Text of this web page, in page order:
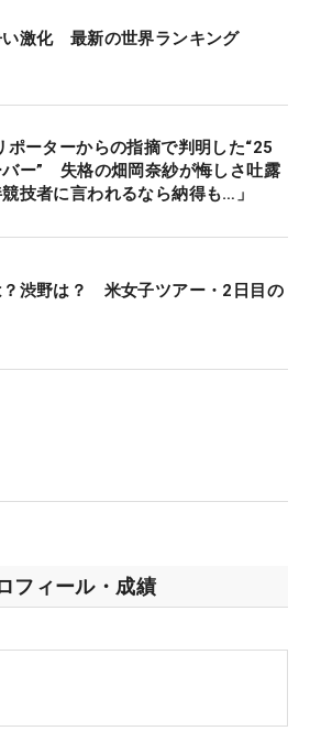
い激化 最新の世界ランキング
ポーターからの指摘で判明した“25
ー” 失格の畑岡奈紗が悔しさ吐露
競技者に言われるなら納得も…」
？渋野は？ 米女子ツアー・2日目の
フィール・成績